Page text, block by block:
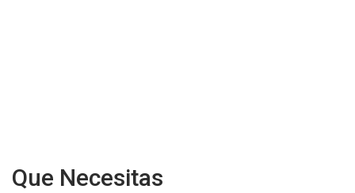
Que Necesitas